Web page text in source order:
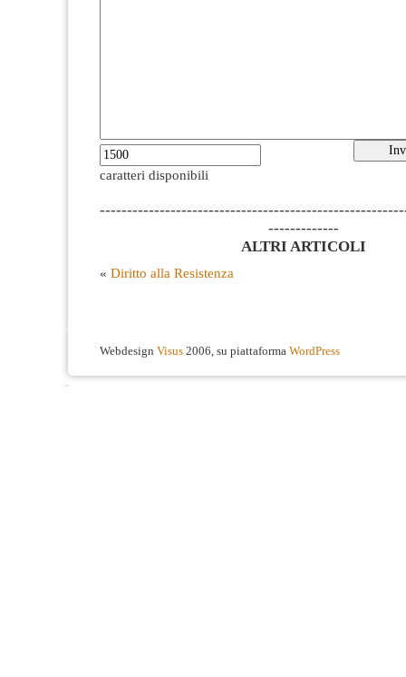
caratteri disponibili
-------------
ALTRI ARTICOLI
« Diritto alla Resistenza
Webdesign Visus 2006, su piattaforma WordPress